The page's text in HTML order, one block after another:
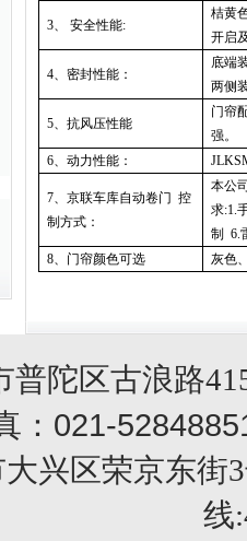
3、 安全性能:
桔黄
开启
4、密封性能：
底端
两侧
5、抗风压性能
门帘
强。
6、动力性能：
7、京联车库自动卷门 控
制方式：
本公
求:1.
制6.
8、门帘颜色可选 灰色
普陀区古浪路
： 021-
区荣京东街3
线